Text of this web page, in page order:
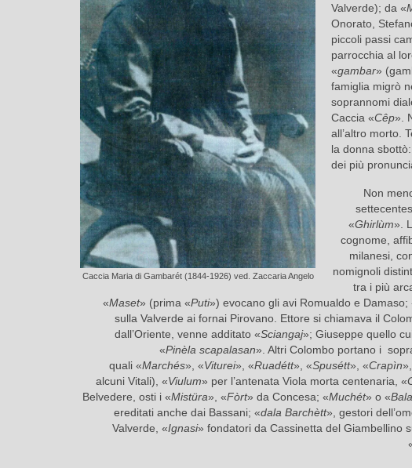
Caccia Maria di Gambarét (1844-1926) ved. Zaccaria Angelo
Valverde); da «
Onorato,
piccoli passi
parrocchia al
«gambar»
famiglia migrò
soprannomi
Caccia «Cêp».
all’altro morto.
la donna
dei più
Non
«Ghirlùm».
cognome,
milanesi,
nomignoli
tra i più
«Maset» (prima «Puti») evocano gli avi Romualdo e Damaso;
sulla Valverde ai fornai Pirovano. Ettore si chiamava il
dall’Oriente, venne additato «Sciangaj»; Giuseppe quello
«Pinèla scapalasan». Altri Colombo portano i
quali «Marchés», «Viturei», «Ruadétt», «Spusétt», «Crapìn
alcuni Vitali), «Viulum» per l’antenata Viola morta centenaria, «
Belvedere, osti i «Mistüra», «Fòrt» da Concesa; «Muchét» o «
ereditati anche dai Bassani; «dala Barchètt», gestori
Valverde, «Ignasi» fondatori da Cassinetta del Giambellino